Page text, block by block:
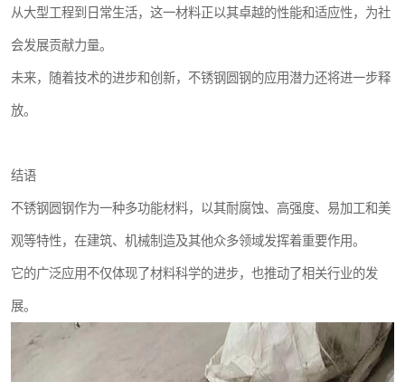
从大型工程到日常生活，这一材料正以其卓越的性能和适应性，为社
会发展贡献力量。
未来，随着技术的进步和创新，不锈钢圆钢的应用潜力还将进一步释
放。
结语
不锈钢圆钢作为一种多功能材料，以其耐腐蚀、高强度、易加工和美
观等特性，在建筑、机械制造及其他众多领域发挥着重要作用。
它的广泛应用不仅体现了材料科学的进步，也推动了相关行业的发
展。